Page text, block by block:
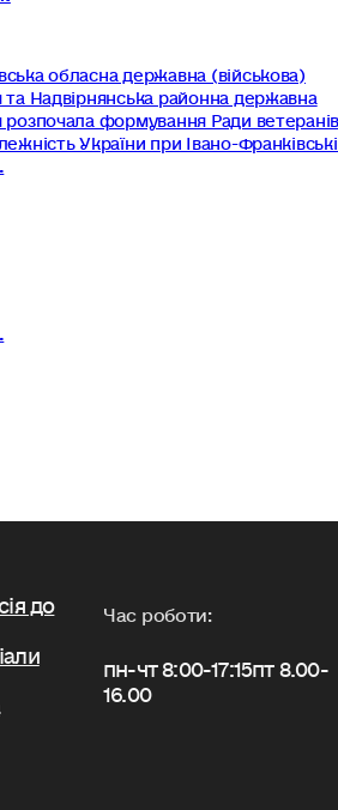
обласна державна (військова)
та Надвірнянська районна державна
розпочала формування Ради
України при Івано-
до Час роботи:
пн-чт 8:00-17:15пт 8.00-
16.00